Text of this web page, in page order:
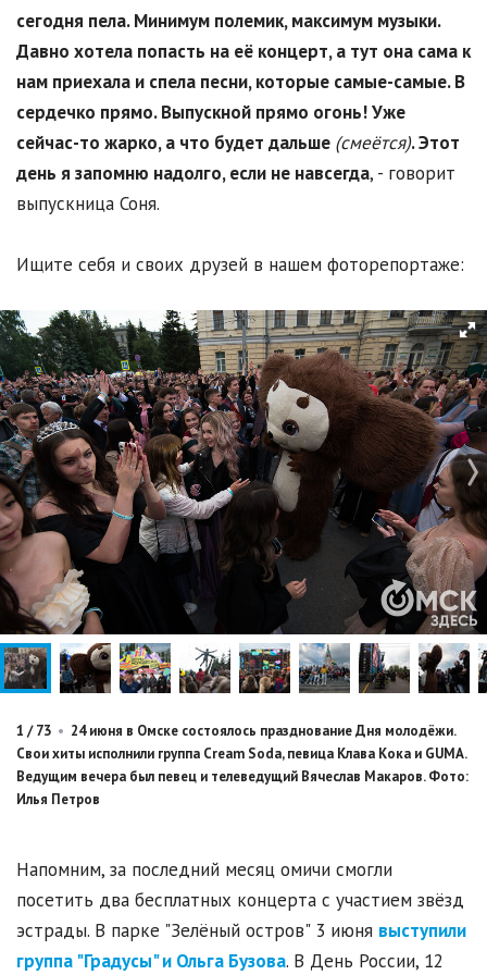
сегодня пела. Минимум полемик, максимум музыки.
Давно хотела попасть на её концерт, а тут она сама к
нам приехала и спела песни, которые самые-самые. В
сердечко прямо. Выпускной прямо огонь! Уже
сейчас-то жарко, а что будет дальше (смеётся). Этот
день я запомню надолго, если не навсегда, - говорит
выпускница Соня.
Ищите себя и своих друзей в нашем фоторепортаже:
1 /73 • 24 июня в Омске состоялось празднование Дня молодёжи.
Свои хиты исполнили группа Cream Soda, певица Клава Кока и GUMA.
Ведущим вечера был певец и телеведущий Вячеслав Макаров. Фото:
Илья Петров
Напомним, за последний месяц омичи смогли
посетить два бесплатных концерта с участием звёзд
эстрады. В парке "Зелёный остров" 3 июня выступили
группа "Градусы" и Ольга Бузова. В День России, 12